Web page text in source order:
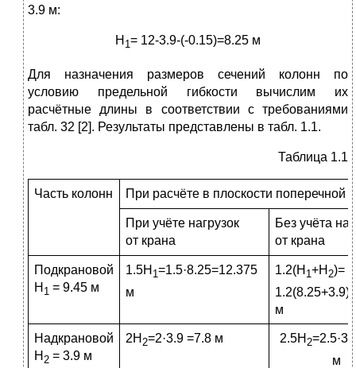
3.9 м:
Н 1= 12-3.9-(-0.15)=8.25 м
Для назначения размеров сечений колонн по
условию предельной гибкости вычислим их
расчётные длины в соответствии с требованиями
табл. 32 [2]. Результаты представлены в табл. 1.1.
Таблица 1.1
Часть колонн При расчёте в плоскости поперечной
При учёте нагрузок
от крана
Без учёта
от крана
Подкрановой
Н 1 = 9.45 м
1.5H 1=1.5·8.25=12.375
м
1.2(H 1+H 2)=
м
Надкрановой
Н 2 = 3.9 м
2Н 2=2·3.9 =7.8 м 2.5Н 2
м